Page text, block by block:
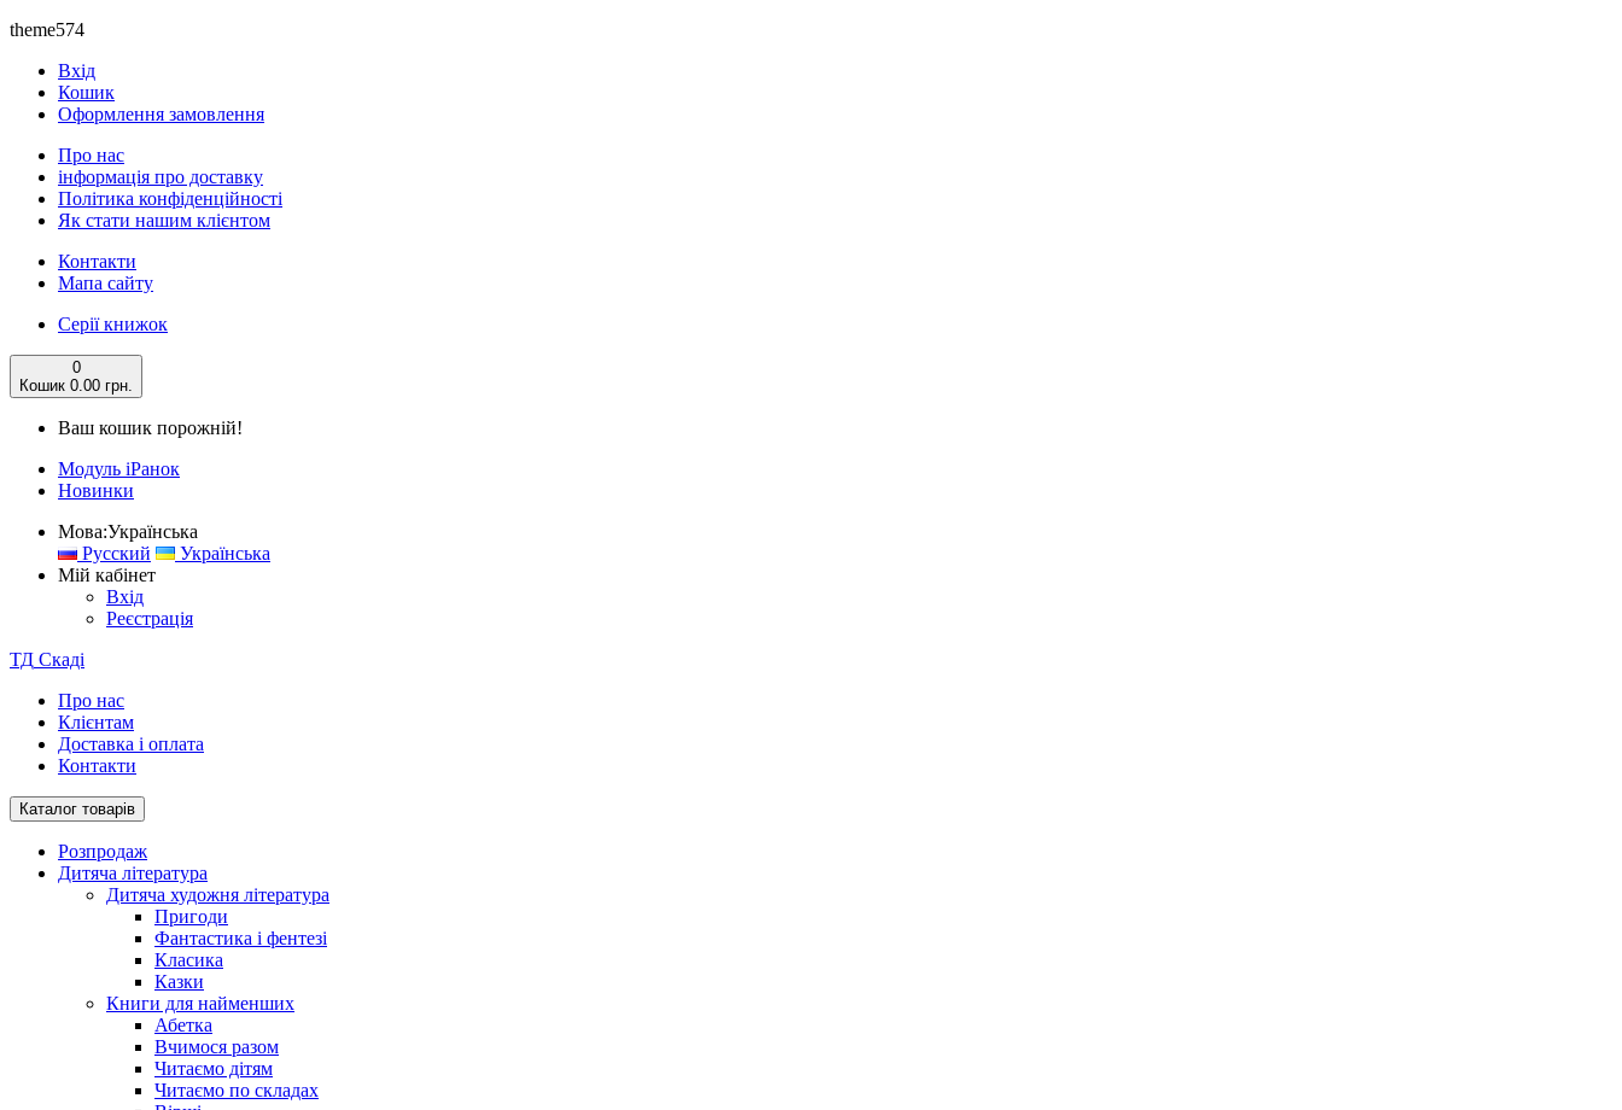
theme574
Вхід
Кошик
Оформлення замовлення
Про нас
інформація про доставку
Політика конфіденційності
Як стати нашим клієнтом
Контакти
Мапа сайту
Серії книжок
0
Кошик 0.00 грн.
Ваш кошик порожній!
Модуль iРанок
Новинки
Мова:Українська
Русский
Українська
Мій кабінет
Вхід
Реєстрація
ТД Скаді
Про нас
Клієнтам
Доставка і оплата
Контакти
Каталог товарів
Розпродаж
Дитяча література
Дитяча художня література
Пригоди
Фантастика і фентезі
Класика
Казки
Книги для найменших
Абетка
Вчимося разом
Читаємо дітям
Читаємо по складах